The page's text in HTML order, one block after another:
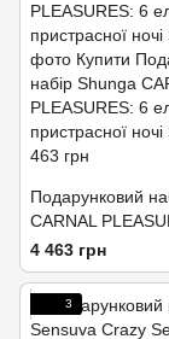
Подарунковий
CARNAL
елементів
4 463 грн
3